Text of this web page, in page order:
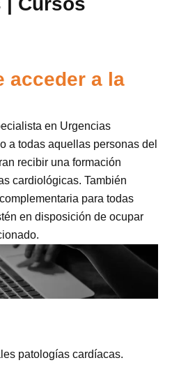
acceder a la
en Urgencias
a todas aquellas personas del
recibir una formación
cardiológicas. También
para todas
en disposición de ocupar
patologías cardíacas.